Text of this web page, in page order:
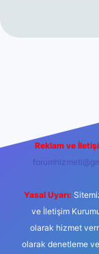
Reklam ve
Yasal Uyarı:
ve İletişim
olarak hizmet
olarak denetleme